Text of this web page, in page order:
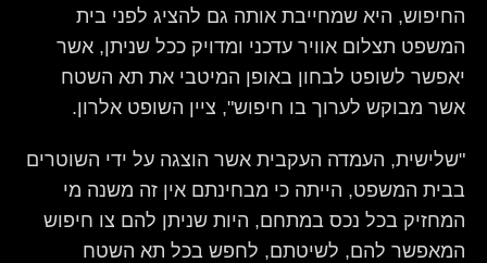
החיפוש, היא שמחייבת אותה גם להציג לפני בית
המשפט תצלום אוויר עדכני ומדויק ככל שניתן, אשר
יאפשר לשופט לבחון באופן המיטבי את תא השטח
אשר מבוקש לערוך בו חיפוש", ציין השופט אלרון.
"שלישית, העמדה העקבית אשר הוצגה על ידי השוטרים
בבית המשפט, הייתה כי מבחינתם אין זה משנה מי
המחזיק בכל נכס במתחם, היות שניתן להם צו חיפוש
המאפשר להם, לשיטתם, לחפש בכל תא השטח